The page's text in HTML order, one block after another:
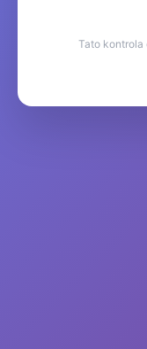
Tato kontrola